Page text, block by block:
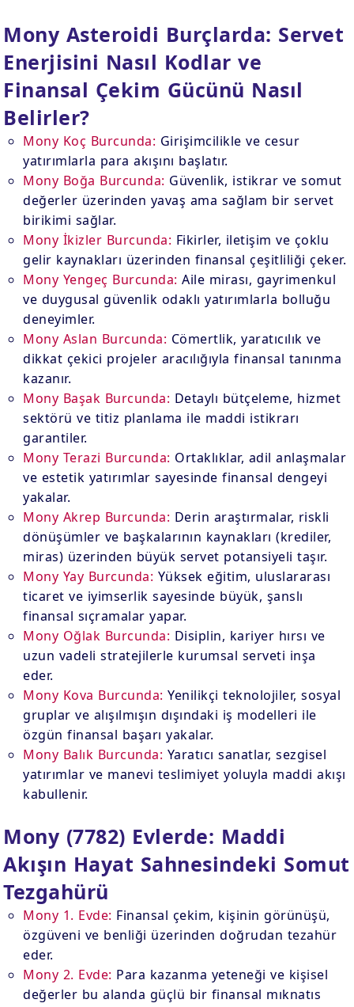
Mony Asteroidi Burçlarda: Servet
Enerjisini Nasıl Kodlar ve
Finansal Çekim Gücünü Nasıl
Belirler?
Mony Koç Burcunda: Girişimcilikle ve cesur
yatırımlarla para akışını başlatır.
Mony Boğa Burcunda: Güvenlik, istikrar ve somut
değerler üzerinden yavaş ama sağlam bir servet
birikimi sağlar.
Mony İkizler Burcunda: Fikirler, iletişim ve çoklu
gelir kaynakları üzerinden finansal çeşitliliği çeker.
Mony Yengeç Burcunda: Aile mirası, gayrimenkul
ve duygusal güvenlik odaklı yatırımlarla bolluğu
deneyimler.
Mony Aslan Burcunda: Cömertlik, yaratıcılık ve
dikkat çekici projeler aracılığıyla finansal tanınma
kazanır.
Mony Başak Burcunda: Detaylı bütçeleme, hizmet
sektörü ve titiz planlama ile maddi istikrarı
garantiler.
Mony Terazi Burcunda: Ortaklıklar, adil anlaşmalar
ve estetik yatırımlar sayesinde finansal dengeyi
yakalar.
Mony Akrep Burcunda: Derin araştırmalar, riskli
dönüşümler ve başkalarının kaynakları (krediler,
miras) üzerinden büyük servet potansiyeli taşır.
Mony Yay Burcunda: Yüksek eğitim, uluslararası
ticaret ve iyimserlik sayesinde büyük, şanslı
finansal sıçramalar yapar.
Mony Oğlak Burcunda: Disiplin, kariyer hırsı ve
uzun vadeli stratejilerle kurumsal serveti inşa
eder.
Mony Kova Burcunda: Yenilikçi teknolojiler, sosyal
gruplar ve alışılmışın dışındaki iş modelleri ile
özgün finansal başarı yakalar.
Mony Balık Burcunda: Yaratıcı sanatlar, sezgisel
yatırımlar ve manevi teslimiyet yoluyla maddi akışı
kabullenir.
Mony (7782) Evlerde: Maddi
Akışın Hayat Sahnesindeki Somut
Tezgahürü
Mony 1. Evde: Finansal çekim, kişinin görünüşü,
özgüveni ve benliği üzerinden doğrudan tezahür
eder.
Mony 2. Evde: Para kazanma yeteneği ve kişisel
değerler bu alanda güçlü bir finansal mıknatıs